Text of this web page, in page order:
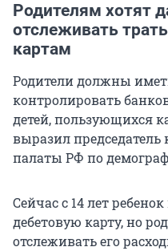
Родителям хотят
отслеживать
картам
Родители должны
контролировать
детей, пользующихся
выразил
палаты РФ по
Сейчас с 14 лет
дебетовую карту, но
отслеживать его